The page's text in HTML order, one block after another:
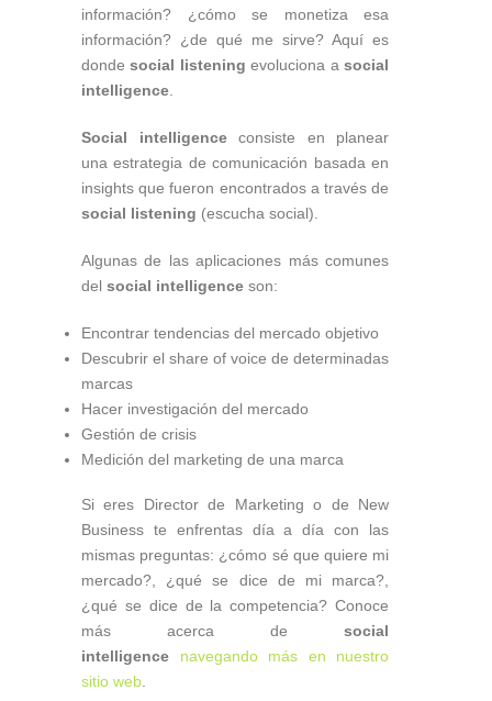
información? ¿cómo se monetiza esa
información? ¿de qué me sirve? Aquí es
dondesocial listening evoluciona asocial
intelligence.
Social intelligenceconsiste en planear
una estrategia de comunicación basada en
insights que fueron encontrados a través de
social listening (escucha social).
Algunas de las aplicaciones más comunes
del social intelligence son:
Encontrar tendencias del mercado objetivo
Descubrir el share of voice de determinadas
marcas
Hacer investigación del mercado
Gestión de crisis
Medición del marketing de una marca
Si eres Director de Marketing o de New
Business te enfrentas día a día con las
mismas preguntas: ¿cómo sé que quiere mi
mercado?, ¿qué se dice de mi marca?,
¿qué se dice de la competencia? Conoce
más acerca de social
intelligence
navegando más en nuestro
sitio web.